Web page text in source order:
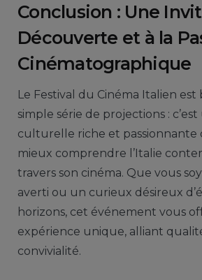
Conclusion : Une
Découverte et à la
Cinématographique
Le Festival du Cinéma Italien est
simple série de projections :
culturelle riche et passionnante
mieux comprendre l’Italie
travers son cinéma. Que vous
averti ou un curieux désireux
horizons, cet événement vous
expérience unique, alliant
convivialité.